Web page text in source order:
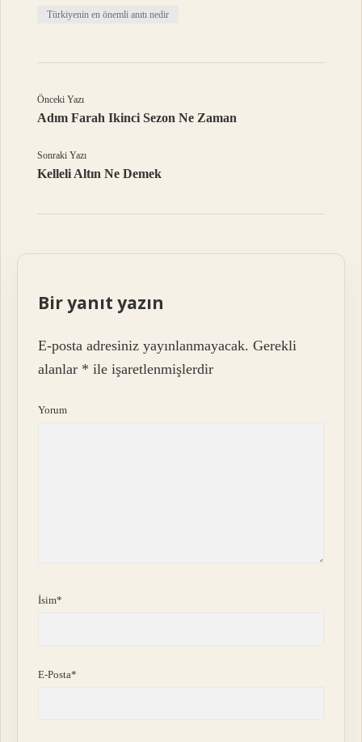
Türkiyenin en önemli anıtı nedir
Önceki Yazı
Adım Farah Ikinci Sezon Ne Zaman
Sonraki Yazı
Kelleli Altın Ne Demek
Bir yanıt yazın
E-posta adresiniz yayınlanmayacak. Gerekli
alanlar * ile işaretlenmişlerdir
Yorum
İsim*
E-Posta*